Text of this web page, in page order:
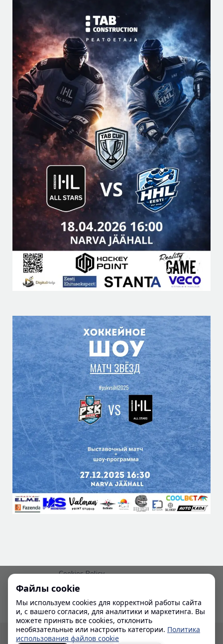
Cookies Policy
Политика конфиденциальности
© 2024-2026 IHL
Файлы cookie
Мы используем cookies для корректной работы сайта
и, с вашего согласия, для аналитики и маркетинга. Вы
можете принять все cookies, отклонить
необязательные или настроить категории. Политика
использования файлов cookie